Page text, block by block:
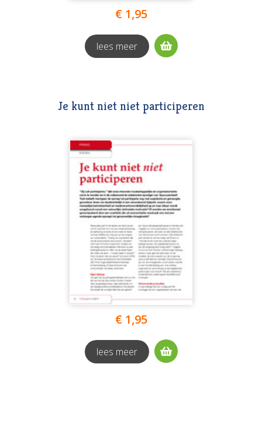
€ 1,95
lees meer
Je kunt niet niet participeren
€ 1,95
lees meer